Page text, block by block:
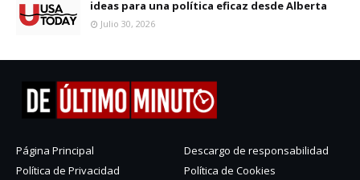
ideas para una política eficaz desde Alberta
Julio 30, 2026
Página Principal
Descargo de responsabilidad
Política de Privacidad
Política de Cookies